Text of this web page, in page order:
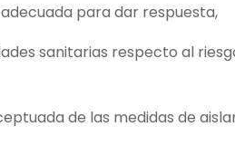
para dar respuesta,
sanitarias respecto al
de las medidas de